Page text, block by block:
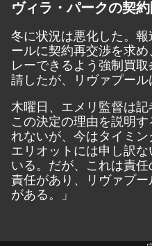
ヴィラ・パークの契
冬に状況は悪化した。
ールに契約再交渉を求
レーできるよう強制買
請したが、リヴァプール
木曜日、エメリ監督は記
この決定の理由を説明
れないが、今はタイミ
エリオットには申し訳
いる。だが、これは責
責任があり、リヴァプ
がある。」